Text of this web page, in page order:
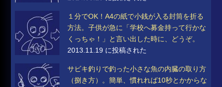
１分でOK！A4の紙で小銭が入る封筒を折る
方法。子供が急に「学校へ募金持って行かな
くっちゃ！」と言い出した時に、どうぞ。
2013.11.19 に投稿された
サビキ釣りで釣った小さな魚の内臓の取り方
（捌き方）。簡単、慣れれば10秒とかからな